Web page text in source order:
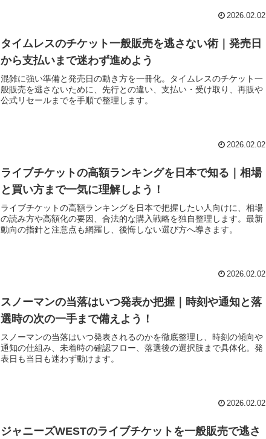
2026.02.02
タイムレスのチケット一般販売を逃さない術｜発売日
から支払いまで迷わず進めよう
混雑に強い準備と発売日の動き方を一冊化。タイムレスのチケット一
般販売を逃さないために、先行との違い、支払い・受け取り、再販や
公式リセールまでを手順で整理します。
2026.02.02
ライブチケットの高額ランキングを日本で知る｜相場
と買い方まで一気に理解しよう！
ライブチケットの高額ランキングを日本で把握したい人向けに、相場
の読み方や高額化の要因、合法的な購入戦略を独自整理します。最新
動向の指針と注意点も網羅し、後悔しない選び方へ導きます。
2026.02.02
スノーマンの当落はいつ発表か把握｜時刻や通知と落
選時の次の一手まで備えよう！
スノーマンの当落はいつ発表されるのかを徹底整理し、時刻の傾向や
通知の仕組み、未着時の確認フロー、落選後の選択肢まで具体化。発
表日も当日も迷わず動けます。
2026.02.02
ジャニーズWESTのライブチケットを一般販売で逃さ